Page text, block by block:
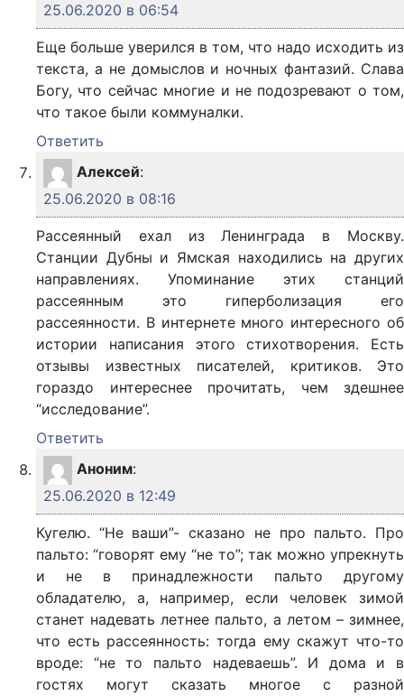
25.06.2020 в 06:54
Еще больше уверился в том, что надо исходить из
текста, а не домыслов и ночных фантазий. Слава
Богу, что сейчас многие и не подозревают о том,
что такое были коммуналки.
Ответить
Алексей:
25.06.2020 в 08:16
Рассеянный ехал из Ленинграда в Москву.
Станции Дубны и Ямская находились на других
направлениях. Упоминание этих станций
рассеянным это гиперболизация его
рассеянности. В интернете много интересного об
истории написания этого стихотворения. Есть
отзывы известных писателей, критиков. Это
гораздо интереснее прочитать, чем здешнее
“исследование”.
Ответить
Аноним:
25.06.2020 в 12:49
Кугелю. “Не ваши”- сказано не про пальто. Про
пальто: “говорят ему “не то”; так можно упрекнуть
и не в принадлежности пальто другому
обладателю, а, например, если человек зимой
станет надевать летнее пальто, а летом – зимнее,
что есть рассеянность: тогда ему скажут что-то
вроде: “не то пальто надеваешь”. И дома и в
гостях могут сказать многое с разной